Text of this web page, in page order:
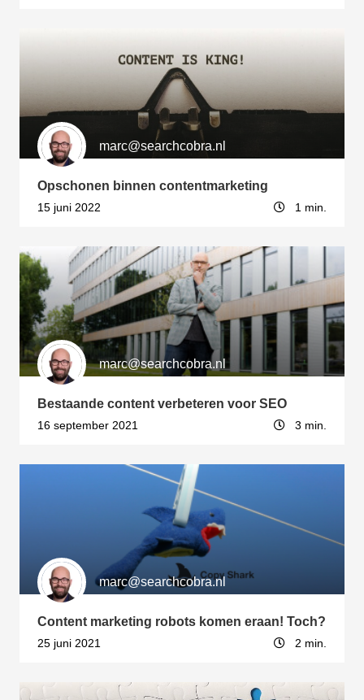
marc@searchcobra.nl
Opschonen binnen contentmarketing
15 juni 2022 1 min.
marc@searchcobra.nl
Bestaande content verbeteren voor SEO
16 september 2021 3 min.
marc@searchcobra.nl
Content marketing robots komen eraan! Toch?
25 juni 2021 2 min.